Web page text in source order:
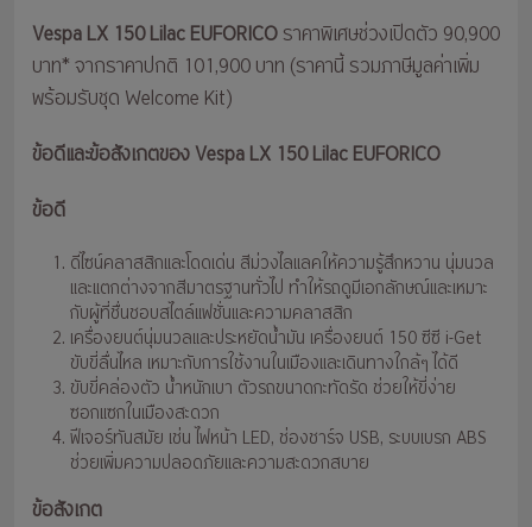
Vespa LX 150 Lilac EUFORICOราคาพิเศษช่วงเปิดตัว 90,900
บาท* จากราคาปกติ 101,900 บาท (ราคานี้ รวมภาษีมูลค่าเพิ่ม
พร้อมรับชุด Welcome Kit)
ข้อดีและข้อสังเกตของ Vespa LX 150 Lilac EUFORICO
ข้อดี
ดีไซน์คลาสสิกและโดดเด่น สีม่วงไลแลคให้ความรู้สึกหวาน นุ่มนวล
และแตกต่างจากสีมาตรฐานทั่วไป ทำให้รถดูมีเอกลักษณ์และเหมาะ
กับผู้ที่ชื่นชอบสไตล์แฟชั่นและความคลาสสิก
เครื่องยนต์นุ่มนวลและประหยัดน้ำมัน เครื่องยนต์ 150 ซีซี i-Get
ขับขี่ลื่นไหล เหมาะกับการใช้งานในเมืองและเดินทางใกล้ๆ ได้ดี
ขับขี่คล่องตัว น้ำหนักเบา ตัวรถขนาดกะทัดรัด ช่วยให้ขี่ง่าย
ซอกแซกในเมืองสะดวก
ฟีเจอร์ทันสมัย เช่น ไฟหน้า LED, ช่องชาร์จ USB, ระบบเบรก ABS
ช่วยเพิ่มความปลอดภัยและความสะดวกสบาย
ข้อสังเกต